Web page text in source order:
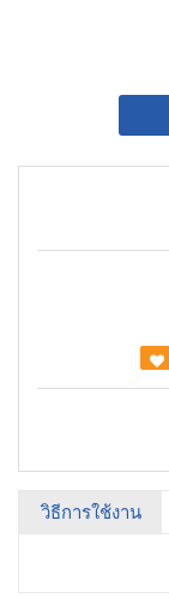
วิธีการใช้งาน